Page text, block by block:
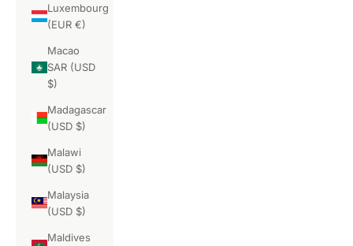
Luxembourg
(EUR €)
Macao
SAR (USD
$)
Madagascar
(USD $)
Malawi
(USD $)
Malaysia
(USD $)
Maldives